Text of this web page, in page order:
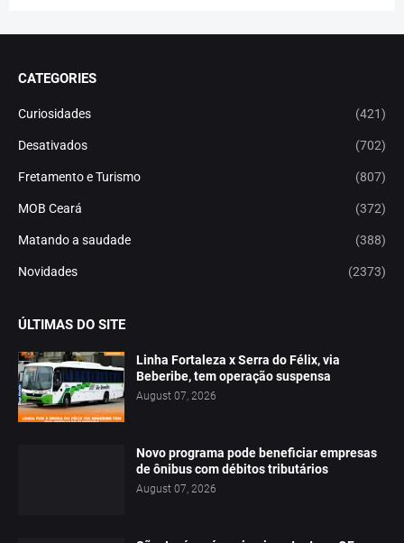
CATEGORIES
Curiosidades (421)
Desativados (702)
Fretamento e Turismo (807)
MOB Ceará (372)
Matando a saudade (388)
Novidades (2373)
ÚLTIMAS DO SITE
Linha Fortaleza x Serra do Félix, via
Beberibe, tem operação suspensa
August 07, 2026
Novo programa pode beneficiar empresas
de ônibus com débitos tributários
August 07, 2026